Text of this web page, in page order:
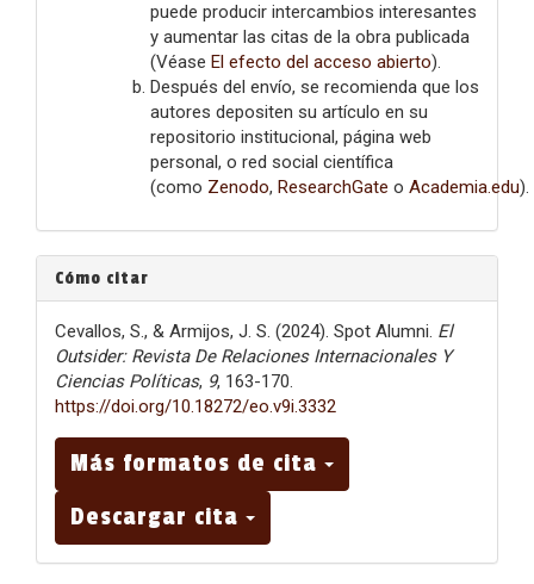
puede producir intercambios interesantes
y aumentar las citas de la obra publicada
(Véase El efecto del acceso abierto).
Después del envío, se recomienda que los
autores depositen su artículo en su
repositorio institucional, página web
personal, o red social científica
(como Zenodo, ResearchGate o Academia.edu).
Cómo citar
Cevallos, S., & Armijos, J. S. (2024). Spot Alumni. El
Outsider: Revista De Relaciones Internacionales Y
Ciencias Políticas, 9, 163-170.
https://doi.org/10.18272/eo.v9i.3332
Más formatos de cita
Descargar cita